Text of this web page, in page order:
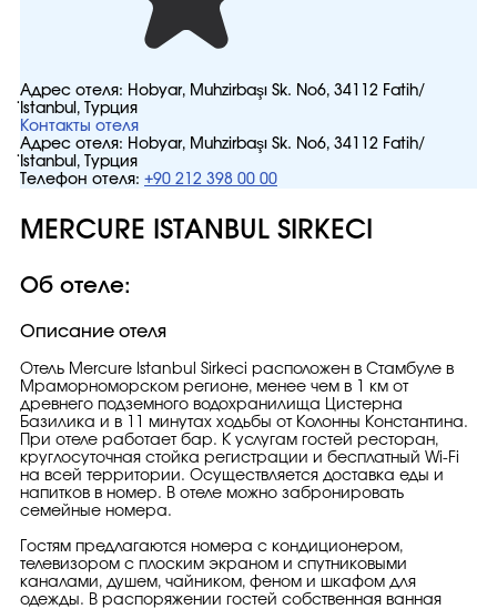
Адрес отеля: Hobyar, Muhzirbaşı Sk. No6, 34112 Fatih/
İstanbul, Турция
Контакты отеля
Адрес отеля: Hobyar, Muhzirbaşı Sk. No6, 34112 Fatih/
İstanbul, Турция
Телефон отеля: +90 212 398 00 00
MERCURE ISTANBUL SIRKECI
Об отеле:
Описание отеля
Отель Mercure Istanbul Sirkeci расположен в Стамбуле в
Мраморноморском регионе, менее чем в 1 км от
древнего подземного водохранилища Цистерна
Базилика и в 11 минутах ходьбы от Колонны Константина.
При отеле работает бар. К услугам гостей ресторан,
круглосуточная стойка регистрации и бесплатный Wi-Fi
на всей территории. Осуществляется доставка еды и
напитков в номер. В отеле можно забронировать
семейные номера.
Гостям предлагаются номера с кондиционером,
телевизором с плоским экраном и спутниковыми
каналами, душем, чайником, феном и шкафом для
одежды. В распоряжении гостей собственная ванная